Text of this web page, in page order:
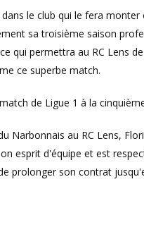
le club qui le fera
sa troisième saison
qui permettra au RC Lens
ce superbe match.
de Ligue 1 à la
Narbonnais au RC Lens,
esprit d'équipe et est
prolonger son contrat